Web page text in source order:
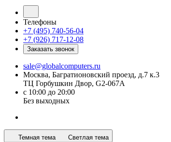
Телефоны
+7 (495) 740-56-04
+7 (926) 717-12-08
Заказать звонок
sale@globalcomputers.ru
Москва, Багратионовский проезд, д.7 к.3
ТЦ Горбушкин Двор, G2-067A
с 10:00 до 20:00
Без выходных
Темная тема Светлая тема